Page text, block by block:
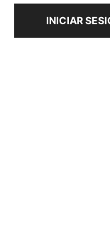
INICIAR